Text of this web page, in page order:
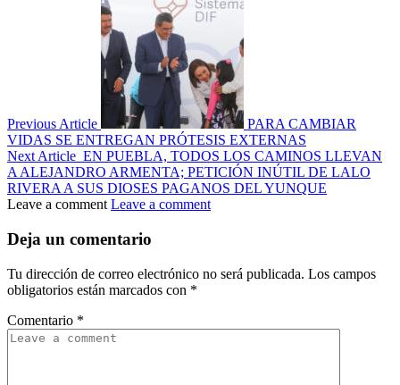
Previous Article
PARA CAMBIAR
VIDAS SE ENTREGAN PRÓTESIS EXTERNAS
Next Article EN PUEBLA, TODOS LOS CAMINOS LLEVAN
A ALEJANDRO ARMENTA; PETICIÓN INÚTIL DE LALO
RIVERA A SUS DIOSES PAGANOS DEL YUNQUE
Leave a comment Leave a comment
Deja un comentario
Tu dirección de correo electrónico no será publicada. Los campos
obligatorios están marcados con *
Comentario *